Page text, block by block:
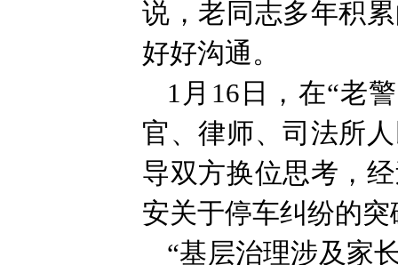
说，老同志多年积
好好沟通。
1月16日，在“老
官、律师、司法所
导双方换位思考，
安关于停车纠纷的
“基层治理涉及家